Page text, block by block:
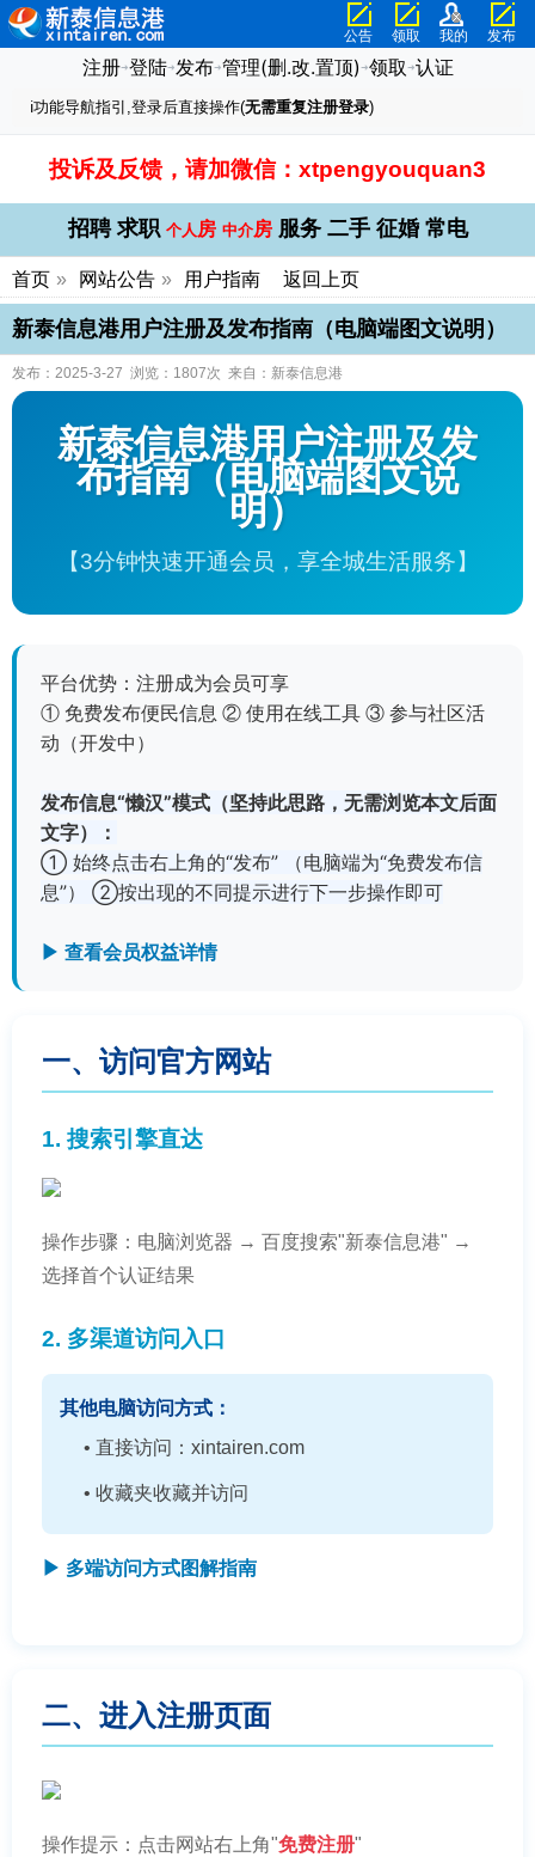
公告 领取 我的 发布
注册➜登陆➜发布➜管理(删.改.置顶) ➜领取 ➜认证
ℹ️功能导航指引,登录后直接操作(无需重复注册登录)
投诉及反馈，请加微信：xtpengyouquan3
招聘 求职 个人房 中介房 服务 二手 征婚 常电
首页 » 网站公告 » 用户指南 返回上页
新泰信息港用户注册及发布指南（电脑端图文说明）
发布：2025-3-27 浏览：1807次 来自：新泰信息港
新泰信息港用户注册及发
布指南（电脑端图文说
明）
【3分钟快速开通会员，享全城生活服务】
平台优势：注册成为会员可享
① 免费发布便民信息 ② 使用在线工具 ③ 参与社区活
动（开发中）
发布信息“懒汉”模式（坚持此思路，无需浏览本文后面
文字）：
① 始终点击右上角的“发布” （电脑端为“免费发布信
息”） ②按出现的不同提示进行下一步操作即可
▶ 查看会员权益详情
一、访问官方网站
1. 搜索引擎直达
操作步骤：电脑浏览器 → 百度搜索"新泰信息港" →
选择首个认证结果
2. 多渠道访问入口
其他电脑访问方式：
• 直接访问：xintairen.com
• 收藏夹收藏并访问
▶ 多端访问方式图解指南
二、进入注册页面
操作提示：点击网站右上角"免费注册"